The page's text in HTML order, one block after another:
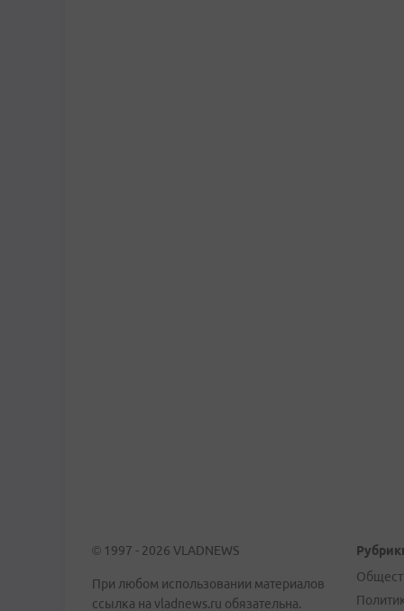
© 1997 - 2026 VLADNEWS
При любом использовании материалов
ссылка на vladnews.ru обязательна.